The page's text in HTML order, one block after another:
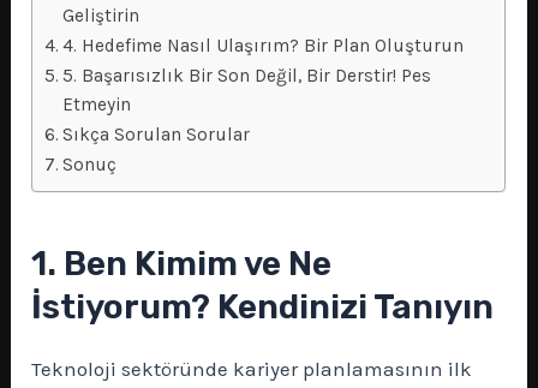
Geliştirin
4. Hedefime Nasıl Ulaşırım? Bir Plan Oluşturun
5. Başarısızlık Bir Son Değil, Bir Derstir! Pes
Etmeyin
Sıkça Sorulan Sorular
Sonuç
1. Ben Kimim ve Ne
İstiyorum? Kendinizi Tanıyın
Teknoloji sektöründe kariyer planlamasının ilk